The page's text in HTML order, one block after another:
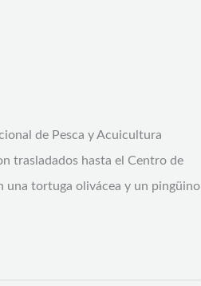
de Pesca y Acuicultura
trasladados hasta el Centro de
una tortuga olivácea y un pingüino